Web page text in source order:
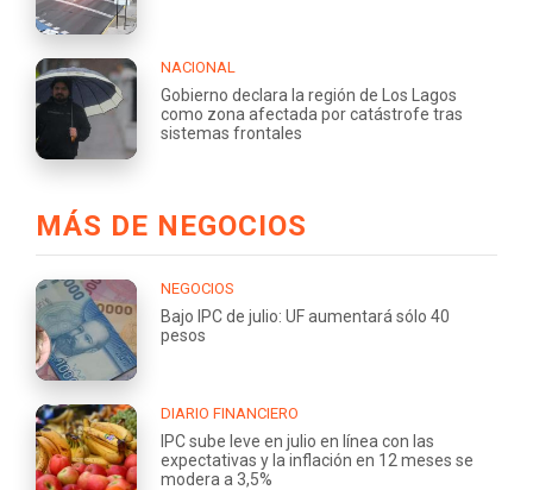
NACIONAL
Gobierno declara la región de Los Lagos
como zona afectada por catástrofe tras
sistemas frontales
MÁS DE NEGOCIOS
NEGOCIOS
Bajo IPC de julio: UF aumentará sólo 40
pesos
DIARIO FINANCIERO
IPC sube leve en julio en línea con las
expectativas y la inflación en 12 meses se
modera a 3,5%